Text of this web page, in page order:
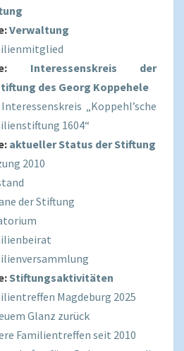
Verwaltung
Interessenskreis der
des Georg Koppehele
„Koppehl’sche
1604“
aktueller Status der Stiftung
2010
der Stiftung
Stiftungsaktivitäten
Magdeburg 2025
Glanz zurück
Familientreffen seit 2010